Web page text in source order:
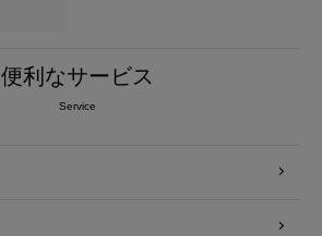
便利なサービス
Service